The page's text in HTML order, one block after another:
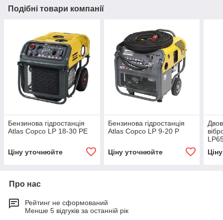
Подібні товари компанії
Бензинова гідростанція
Atlas Copco LP 18-30 PE
Ціну уточнюйте
Бензинова гідростанція
Atlas Copco LP 9-20 P
Ціну уточнюйте
Про нас
Рейтинг не сформований
Менше 5 відгуків за останній рік